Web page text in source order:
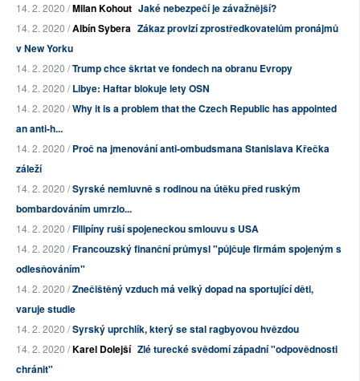
14. 2. 2020 /Milan Kohout Jaké nebezpečí je závažnější?
14. 2. 2020 /Albín Sybera Zákaz provizí zprostředkovatelům pronájmů
v New Yorku
14. 2. 2020 /Trump chce škrtat ve fondech na obranu Evropy
14. 2. 2020 /Libye: Haftar blokuje lety OSN
14. 2. 2020 /Why it is a problem that the Czech Republic has appointed
an anti-h...
14. 2. 2020 /Proč na jmenování anti-ombudsmana Stanislava Křečka
záleží
14. 2. 2020 /Syrské nemluvně s rodinou na útěku před ruským
bombardováním umrzlo...
14. 2. 2020 /Filipíny ruší spojeneckou smlouvu s USA
14. 2. 2020 /Francouzský finanční průmysl "půjčuje firmám spojeným s
odlesňováním"
14. 2. 2020 /Znečištěný vzduch má velký dopad na sportující děti,
varuje studie
14. 2. 2020 /Syrský uprchlík, který se stal ragbyovou hvězdou
14. 2. 2020 /Karel Dolejší Zlé turecké svědomí západní "odpovědnosti
chránit"